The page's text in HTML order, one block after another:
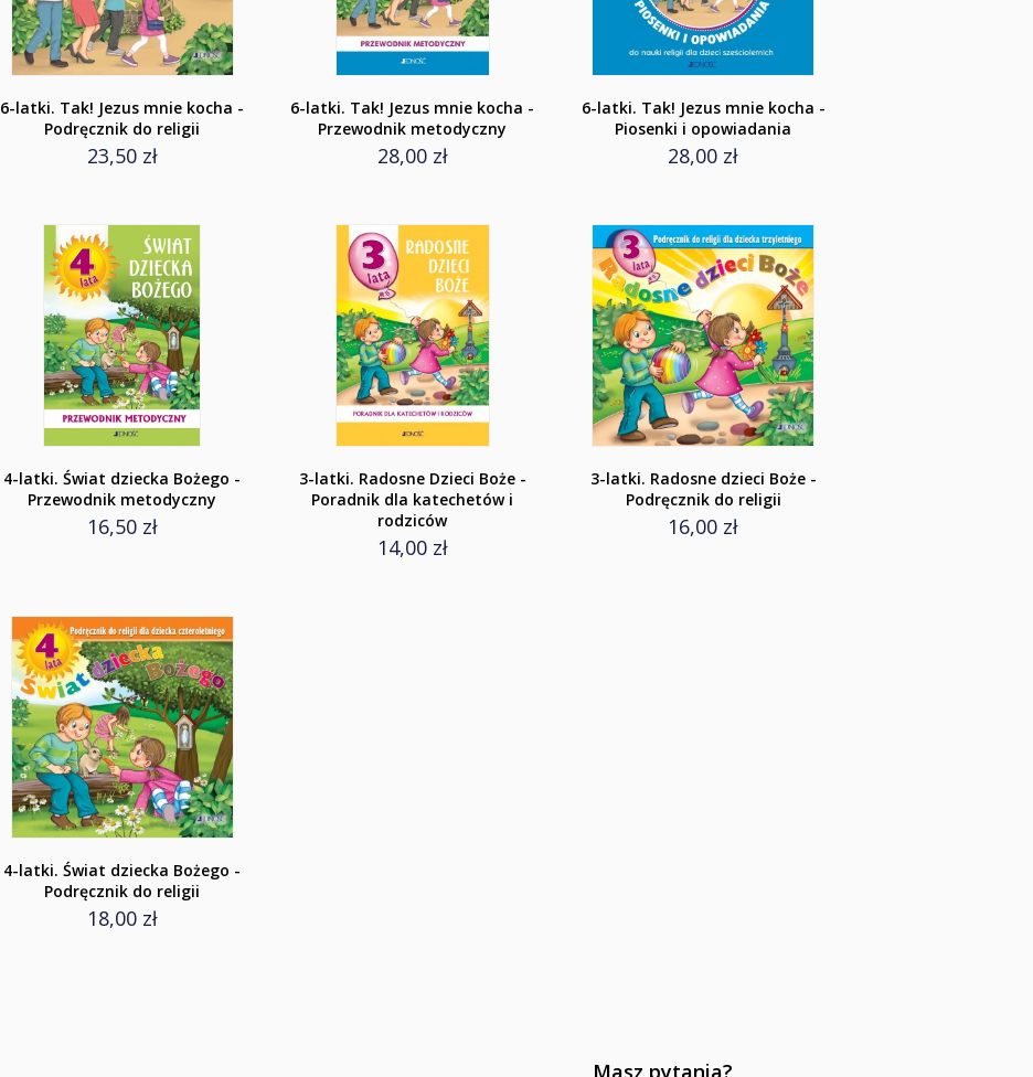
6-latki. Tak! Jezus mnie kocha -
Podręcznik do religii
23,50 zł
6-latki. Tak! Jezus mnie kocha -
Przewodnik metodyczny
28,00 zł
6-latki. Tak! Jezus mnie kocha -
Piosenki i opowiadania
28,00 zł
4-latki. Świat dziecka Bożego -
Przewodnik metodyczny
16,50 zł
3-latki. Radosne Dzieci Boże -
Poradnik dla katechetów i
rodziców
14,00 zł
3-latki. Radosne dzieci Boże -
Podręcznik do religii
16,00 zł
4-latki. Świat dziecka Bożego -
Podręcznik do religii
18,00 zł
Masz pytania?